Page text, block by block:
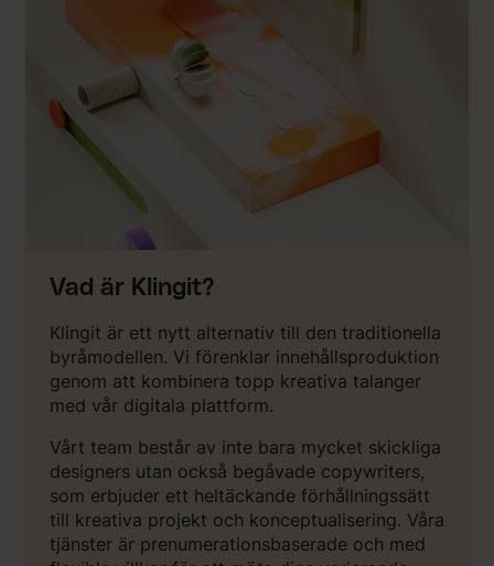
Vad är Klingit?
Klingit är ett nytt alternativ till den traditionella
byråmodellen. Vi förenklar innehållsproduktion
genom att kombinera topp kreativa talanger
med vår digitala plattform.
Vårt team består av inte bara mycket skickliga
designers utan också begåvade copywriters,
som erbjuder ett heltäckande förhållningssätt
till kreativa projekt och konceptualisering. Våra
tjänster är prenumerationsbaserade och med